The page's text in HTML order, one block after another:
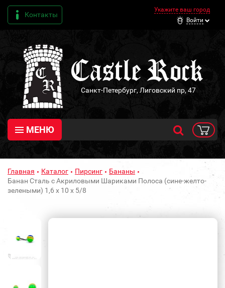
Контакты
Укажите ваш город
Войти
Санкт-Петербург, Лиговский пр, 47
МЕНЮ
Главная Каталог Пирсинг
Бананы
Банан Сталь с Акриловыми Шариками Полоса (сине-желто-
зелеными) 1,6 х 10 х 5/8